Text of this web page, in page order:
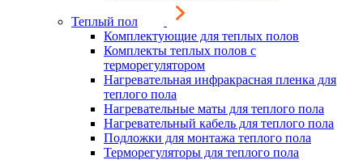
Теплый пол
Комплектующие для теплых полов
Комплекты теплых полов с
терморегулятором
Нагревательная инфракрасная пленка для
теплого пола
Нагревательные маты для теплого пола
Нагревательный кабель для теплого пола
Подложки для монтажа теплого пола
Терморегуляторы для теплого пола